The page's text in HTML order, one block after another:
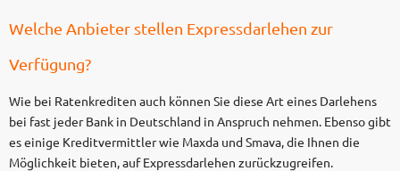
Welche Anbieter stellen Expressdarlehen zur
Verfügung?
Wie bei Ratenkrediten auch können Sie diese Art eines Darlehens
bei fast jeder Bank in Deutschland in Anspruch nehmen. Ebenso gibt
es einige Kreditvermittler wie Maxda und Smava, die Ihnen die
Möglichkeit bieten, auf Expressdarlehen zurückzugreifen.